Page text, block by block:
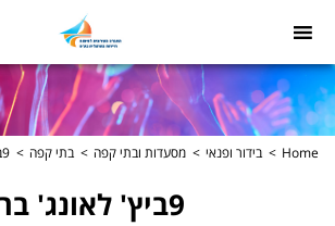
כקישור
לעמוד
הבית
Home בידור ופנאי מסעדות ובתי קפה בתי קפה 9ביץ' לאונג' בר
9ביץ' לאונג' בר